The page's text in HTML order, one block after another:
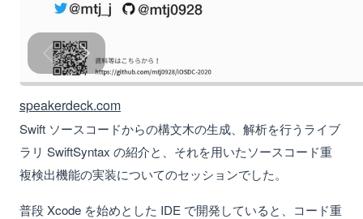
speakerdeck.com
Swift ソースコードからの構文木の生成、解析を行うライブ
ラリ SwiftSyntax の紹介と、それを用いたソースコード重
複検出機能の実装についてのセッションでした。
普段 Xcode を始めとした IDE で開発していると、コード重